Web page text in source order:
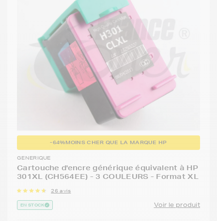
-64%MOINS CHER QUE LA MARQUE HP
GENERIQUE
Cartouche d'encre générique équivalent à HP
301XL (CH564EE) - 3 COULEURS - Format XL
26 avis
EN STOCK Voir le produit